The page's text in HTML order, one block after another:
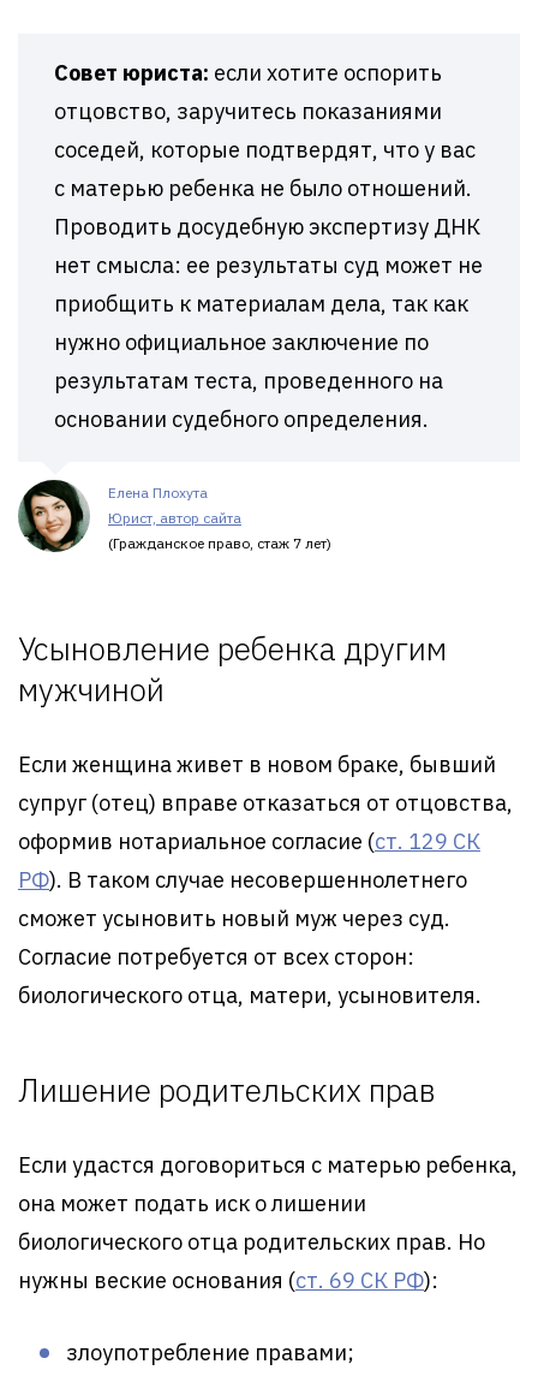
Совет юриста: если хотите оспорить
отцовство, заручитесь показаниями
соседей, которые подтвердят, что у вас
с матерью ребенка не было отношений.
Проводить досудебную экспертизу ДНК
нет смысла: ее результаты суд может не
приобщить к материалам дела, так как
нужно официальное заключение по
результатам теста, проведенного на
основании судебного определения.
Елена Плохута
Юрист, автор сайта
(Гражданское право, стаж 7 лет)
Усыновление ребенка другим
мужчиной
Если женщина живет в новом браке, бывший
супруг (отец) вправе отказаться от отцовства,
оформив нотариальное согласие (ст. 129 СК
РФ). В таком случае несовершеннолетнего
сможет усыновить новый муж через суд.
Согласие потребуется от всех сторон:
биологического отца, матери, усыновителя.
Лишение родительских прав
Если удастся договориться с матерью ребенка,
она может подать иск о лишении
биологического отца родительских прав. Но
нужны веские основания (ст. 69 СК РФ):
злоупотребление правами;